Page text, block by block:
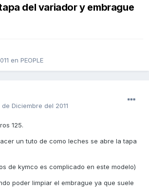
del variador y embrague
en PEOPLE
de Diciembre del 2011
125.
un tuto de como leches se abre la tapa
de kymco es complicado en este modelo)
poder limpiar el embrague ya que suele